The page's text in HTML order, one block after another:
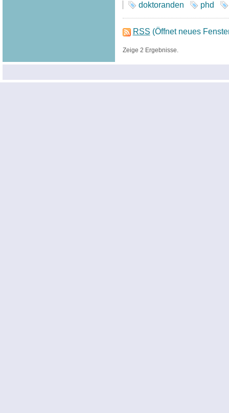
doktoranden phd
RSS (Öffnet neues
Zeige 2 Ergebnisse.